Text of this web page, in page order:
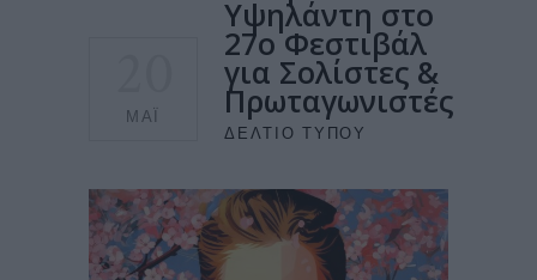
ΜΆΙ
Υψηλάντη στο
27o Φεστιβάλ
για Σολίστες &
Πρωταγωνιστές
ΔΕΛΤΊΟ ΤΎΠΟΥ